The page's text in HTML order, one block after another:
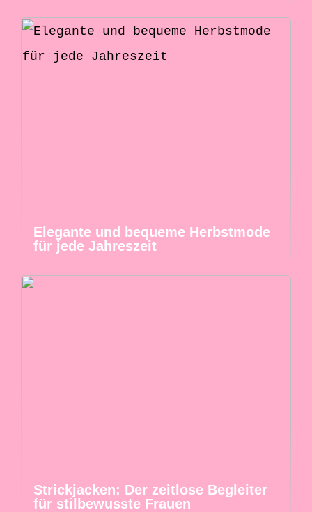
Elegante und bequeme Herbstmode
für jede Jahreszeit
Strickjacken: Der zeitlose Begleiter
für stilbewusste Frauen